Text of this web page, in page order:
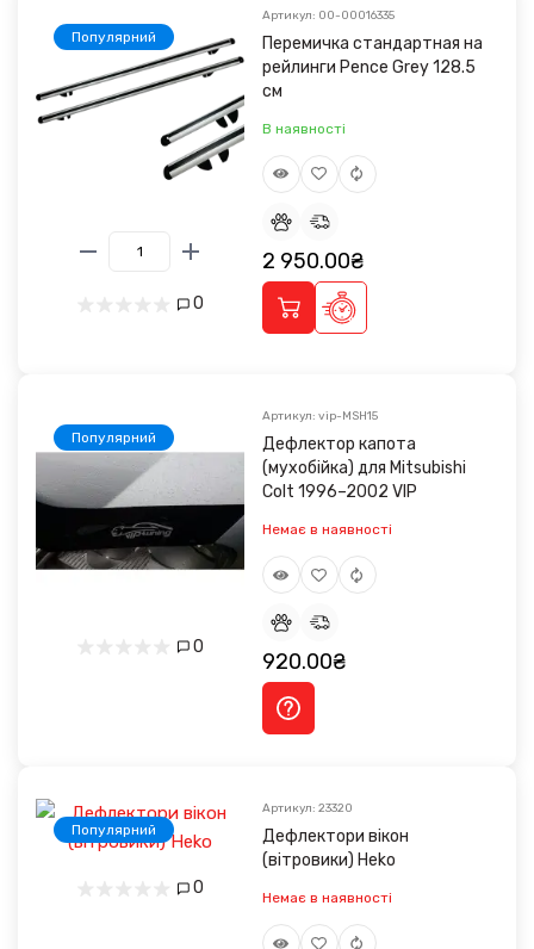
Популярний
0
Артикул: 00-00016335
Перемичка стандартная на
рейлинги Pence Grey 128.5
см
В наявності
2 950.00₴
Популярний
0
Артикул: vip-MSH15
Дефлектор капота
(мухобійка) для Mitsubishi
Colt 1996–2002 VIP
Немає в наявності
920.00₴
Популярний
0
Артикул: 23320
Дефлектори вікон
(вітровики) Heko
Немає в наявності